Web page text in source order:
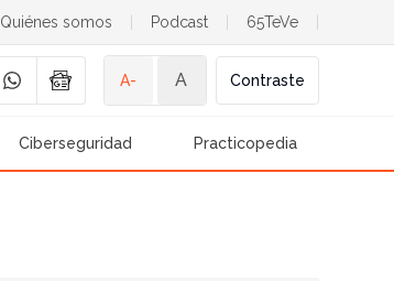
Quiénes somos Podcast 65TeVe
A- A Contraste
Ciberseguridad Practicopedia